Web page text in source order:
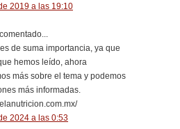
2019 a las 19:10
de suma importancia, ya que
hemos leído, ahora
más sobre el tema y podemos
más informadas.
2024 a las 0:53